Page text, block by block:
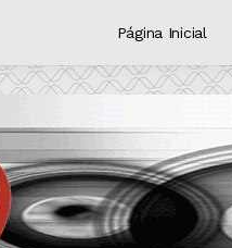
Página Inicial